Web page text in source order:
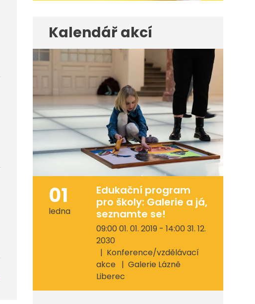
Kalendář akcí
01
ledna
Edukační program
pro školy: Galerie a já,
seznamte se!
09:00 01. 01. 2019 - 14:00 31. 12.
2030
Konference/vzdělávací
akce
Galerie Lázně
Liberec